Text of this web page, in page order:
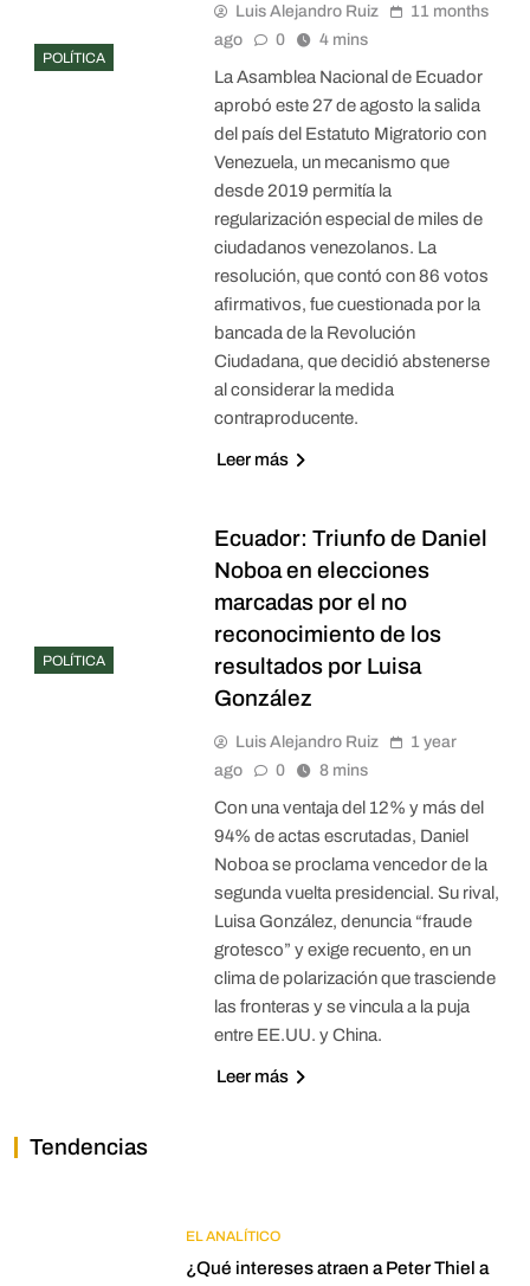
POLÍTICA
Luis Alejandro Ruiz
11 months
ago
0 4 mins
La Asamblea Nacional de Ecuador
aprobó este 27 de agosto la salida
del país del Estatuto Migratorio con
Venezuela, un mecanismo que
desde 2019 permitía la
regularización especial de miles de
ciudadanos venezolanos. La
resolución, que contó con 86 votos
afirmativos, fue cuestionada por la
bancada de la Revolución
Ciudadana, que decidió abstenerse
al considerar la medida
contraproducente.
Leer más
POLÍTICA
Ecuador: Triunfo de Daniel
Noboa en elecciones
marcadas por el no
reconocimiento de los
resultados por Luisa
González
Luis Alejandro Ruiz
1 year
ago
0 8 mins
Con una ventaja del 12% y más del
94% de actas escrutadas, Daniel
Noboa se proclama vencedor de la
segunda vuelta presidencial. Su rival,
Luisa González, denuncia “fraude
grotesco” y exige recuento, en un
clima de polarización que trasciende
las fronteras y se vincula a la puja
entre EE.UU. y China.
Leer más
Tendencias
EL ANALÍTICO
¿Qué intereses atraen a Peter Thiel a